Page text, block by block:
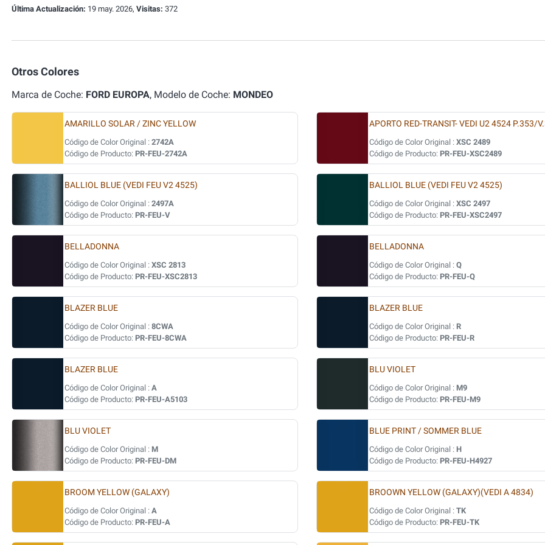
Última Actualización: 19 may. 2026, Visitas: 372
Otros Colores
Marca de Coche: FORD EUROPA, Modelo de Coche: MONDEO
AMARILLO SOLAR / ZINC YELLOW
Código de Color Original : 2742A
Código de Producto: PR-FEU-2742A
APORTO RED-TRANSIT- VEDI U2 4524 P.353/
Código de Color Original : XSC 2489
Código de Producto: PR-FEU-XSC2489
BALLIOL BLUE (VEDI FEU V2 4525)
Código de Color Original : 2497A
Código de Producto: PR-FEU-V
BALLIOL BLUE (VEDI FEU V2 4525)
Código de Color Original : XSC 2497
Código de Producto: PR-FEU-XSC2497
BELLADONNA
Código de Color Original : XSC 2813
Código de Producto: PR-FEU-XSC2813
BELLADONNA
Código de Color Original : Q
Código de Producto: PR-FEU-Q
BLAZER BLUE
Código de Color Original : 8CWA
Código de Producto: PR-FEU-8CWA
BLAZER BLUE
Código de Color Original : R
Código de Producto: PR-FEU-R
BLAZER BLUE
Código de Color Original : A
Código de Producto: PR-FEU-A5103
BLU VIOLET
Código de Color Original : M9
Código de Producto: PR-FEU-M9
BLU VIOLET
Código de Color Original : M
Código de Producto: PR-FEU-DM
BLUE PRINT / SOMMER BLUE
Código de Color Original : H
Código de Producto: PR-FEU-H4927
BROOM YELLOW (GALAXY)
Código de Color Original : A
Código de Producto: PR-FEU-A
BROOWN YELLOW (GALAXY)(VEDI A 4834)
Código de Color Original : TK
Código de Producto: PR-FEU-TK